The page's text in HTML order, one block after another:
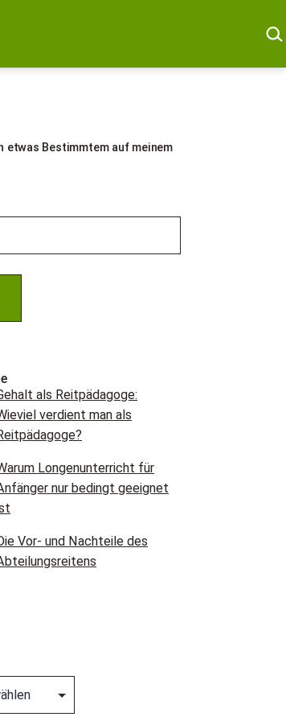
etwas Bestimmtem auf meinem
als Reitpädagoge:
verdient man als
Longenunterricht für
nur bedingt geeignet
Vor- und Nachteile des